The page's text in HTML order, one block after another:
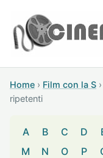
Home › Film con la S ›
ripetenti
A B C D
M
N O P